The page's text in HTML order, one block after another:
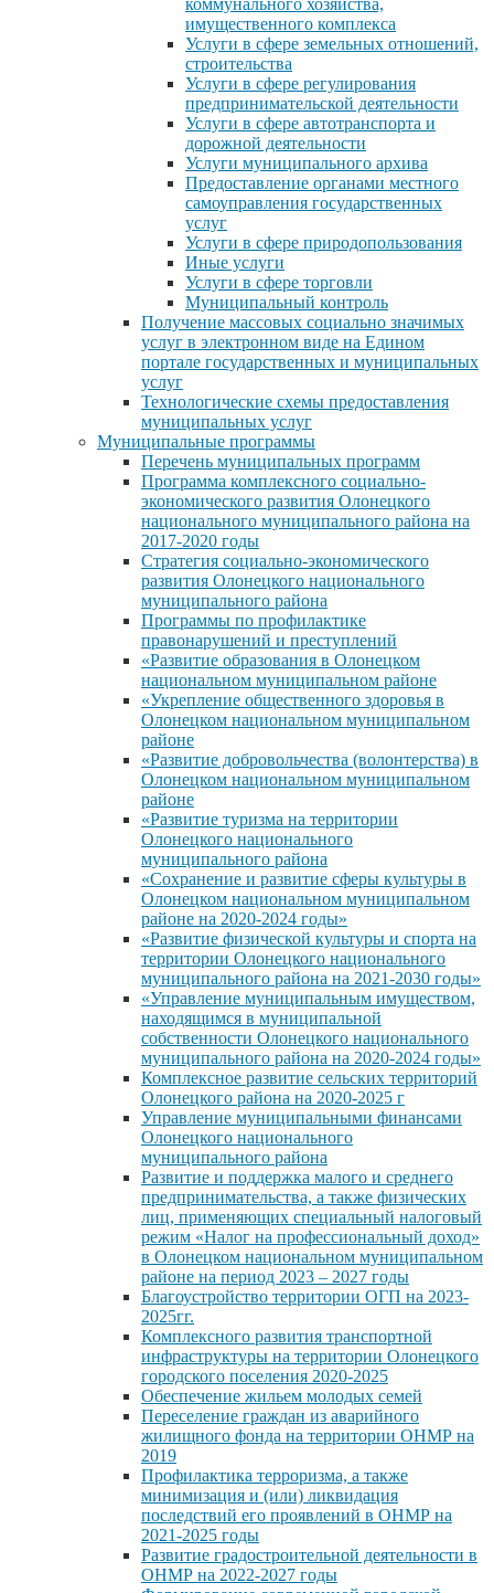
имущественного комплекса
Услуги в сфере земельных отношений,
строительства
Услуги в сфере регулирования
предпринимательской деятельности
Услуги в сфере автотранспорта и
дорожной деятельности
Услуги муниципального архива
Предоставление органами местного
самоуправления государственных
услуг
Услуги в сфере природопользования
Иные услуги
Услуги в сфере торговли
Муниципальный контроль
Получение массовых социально значимых
услуг в электронном виде на Едином
портале государственных и муниципальных
услуг
Технологические схемы предоставления
муниципальных услуг
Муниципальные программы
Перечень муниципальных программ
Программа комплексного социально-
экономического развития Олонецкого
национального муниципального района на
2017-2020 годы
Стратегия социально-экономического
развития Олонецкого национального
муниципального района
Программы по профилактике
правонарушений и преступлений
«Развитие образования в Олонецком
национальном муниципальном районе
«Укрепление общественного здоровья в
Олонецком национальном муниципальном
районе
«Развитие добровольчества (волонтерства) в
Олонецком национальном муниципальном
районе
«Развитие туризма на территории
Олонецкого национального
муниципального района
«Сохранение и развитие сферы культуры в
Олонецком национальном муниципальном
районе на 2020-2024 годы»
«Развитие физической культуры и спорта на
территории Олонецкого национального
муниципального района на 2021-2030 годы»
«Управление муниципальным имуществом,
находящимся в муниципальной
собственности Олонецкого национального
муниципального района на 2020-2024 годы»
Комплексное развитие сельских территорий
Олонецкого района на 2020-2025 г
Управление муниципальными финансами
Олонецкого национального
муниципального района
Развитие и поддержка малого и среднего
предпринимательства, а также физических
лиц, применяющих специальный налоговый
режим «Налог на профессиональный доход»
в Олонецком национальном муниципальном
районе на период 2023 – 2027 годы
Благоустройство территории ОГП на 2023-
2025гг.
Комплексного развития транспортной
инфраструктуры на территории Олонецкого
городского поселения 2020-2025
Обеспечение жильем молодых семей
Переселение граждан из аварийного
жилищного фонда на территории ОНМР на
2019
Профилактика терроризма, а также
минимизация и (или) ликвидация
последствий его проявлений в ОНМР на
2021-2025 годы
Развитие градостроительной деятельности в
ОНМР на 2022-2027 годы